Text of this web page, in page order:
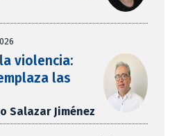
violencia:
las
Salazar Jiménez